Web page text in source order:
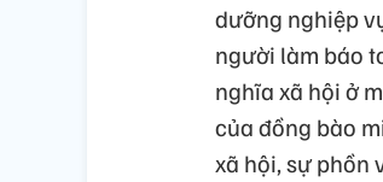
dưỡng nghiệp
người làm báo
nghĩa xã hội ở
của đồng bào
xã hội, sự phồn